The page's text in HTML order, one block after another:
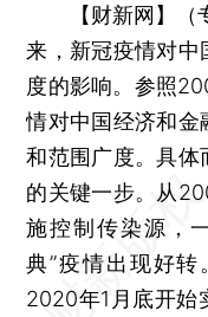
【财新网】
来，新冠疫情对中
度的影响。参照
情对中国经济和金
和范围广度。具体
的关键一步。从
施控制传染源，
典”疫情出现好
2020年1月底开始